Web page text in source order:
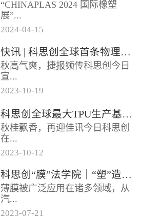
正式启用实现全容量并网发电该
项目使...
“CHINAPLAS 2024 国际橡塑
展”...
，作为亚洲首屈一指的塑料和橡
胶工业展览会，将于2024年4月
23 - 26日...
2024-04-15
快讯 | 科思创全球首条物理回收聚碳酸酯专用生产线在上海投产
秋高气爽，捷报频传科思创今日
宣...
布其全球首条物理回收（MCR）
聚碳酸酯专用生产线已在上海一
体化基地正式投产每年将生产超
过2...
2023-10-19
科思创全球最大TPU生产基地在珠海破土动工
秋桂飘香，再迎佳讯今日科思创
在...
广东珠海正式开工建设其全球最
大热塑性聚氨酯（TPU）生产基
地进一步扩大在华南的产业布局
抓住...
2023-10-12
科思创“膜”法学院｜“塑”造轻薄耐用的 IME 组件
薄膜被广泛应用在诸多领域，从
汽...
2023-07-21